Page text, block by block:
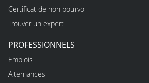
Certificat de non pourvoi
Trouver un expert
PROFESSIONNELS
Emplois
Alternances